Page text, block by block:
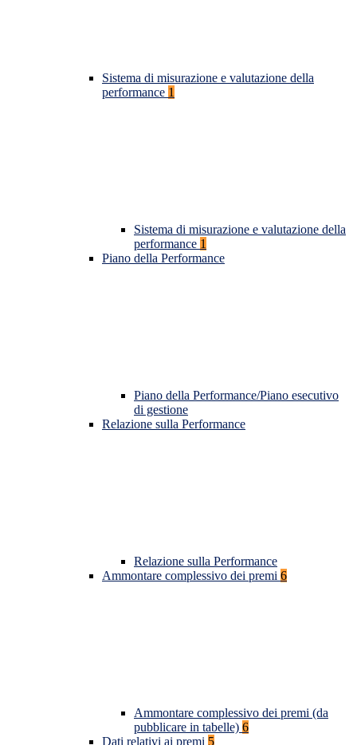
Sistema di misurazione e valutazione della
performance 1
Sistema di misurazione e valutazione della
performance 1
Piano della Performance
Piano della Performance/Piano esecutivo
di gestione
Relazione sulla Performance
Relazione sulla Performance
Ammontare complessivo dei premi 6
Ammontare complessivo dei premi (da
pubblicare in tabelle) 6
Dati relativi ai premi 5